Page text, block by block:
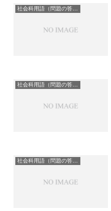
社会科用語（問題の答え）